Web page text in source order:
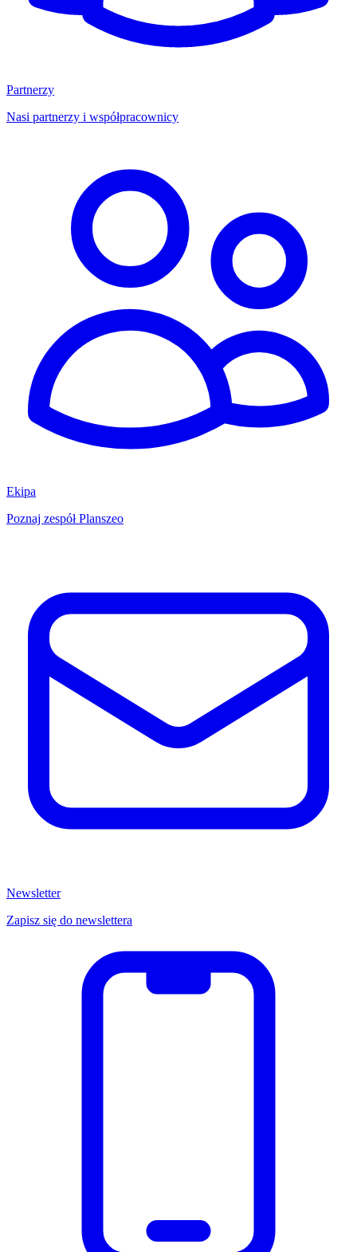
Partnerzy
Nasi partnerzy i współpracownicy
Ekipa
Poznaj zespół Planszeo
Newsletter
Zapisz się do newslettera